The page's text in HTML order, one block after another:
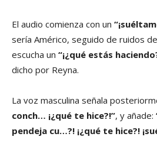
El audio comienza con un
sería Américo, seguido de ruidos
escucha un “¡¿qué estás
dicho por Reyna.
La voz masculina señala
conch… ¡¿qué te hice?!”, y añade:
pendeja cu…?! ¡¿qué te hice?!